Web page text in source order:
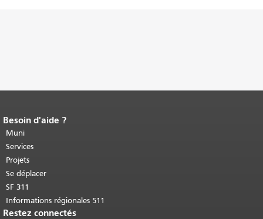
Fin du contenu de la page.
cette page se répète sur chaque page.
Retour au haut du contenu principal
Besoin d'aide ?
Muni
Services
Projets
Se déplacer
SF 311
Informations régionales 511
Restez connectés